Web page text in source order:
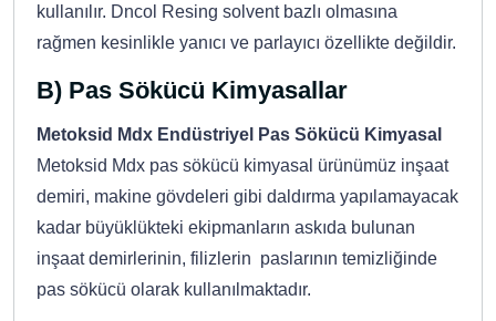
kullanılır. Dncol Resing solvent bazlı olmasına
rağmen kesinlikle yanıcı ve parlayıcı özellikte değildir.
B) Pas Sökücü Kimyasallar
Metoksid Mdx Endüstriyel Pas Sökücü Kimyasal
Metoksid Mdx pas sökücü kimyasal ürünümüz inşaat
demiri, makine gövdeleri gibi daldırma yapılamayacak
kadar büyüklükteki ekipmanların askıda bulunan
inşaat demirlerinin, filizlerin paslarının temizliğinde
pas sökücü olarak kullanılmaktadır.